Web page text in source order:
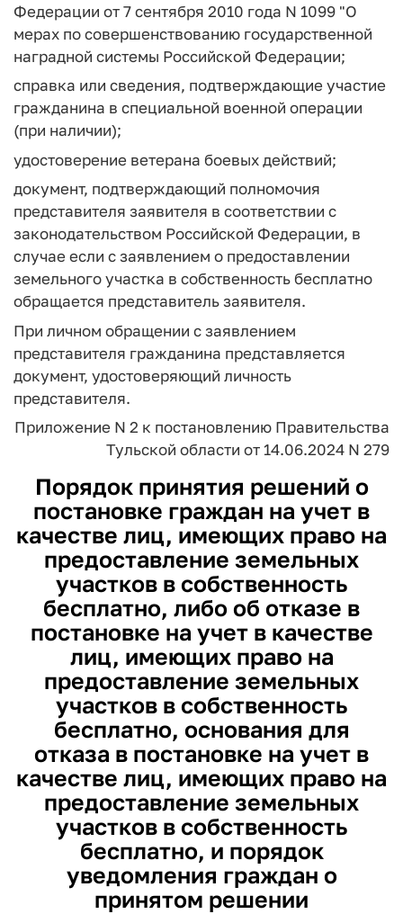
Федерации от 7 сентября 2010 года N 1099 "О
мерах по совершенствованию государственной
наградной системы Российской Федерации;
справка или сведения, подтверждающие участие
гражданина в специальной военной операции
(при наличии);
удостоверение ветерана боевых действий;
документ, подтверждающий полномочия
представителя заявителя в соответствии с
законодательством Российской Федерации, в
случае если с заявлением о предоставлении
земельного участка в собственность бесплатно
обращается представитель заявителя.
При личном обращении с заявлением
представителя гражданина представляется
документ, удостоверяющий личность
представителя.
Приложение N 2 к постановлению Правительства
Тульской области от 14.06.2024 N 279
Порядок принятия решений о
постановке граждан на учет в
качестве лиц, имеющих право на
предоставление земельных
участков в собственность
бесплатно, либо об отказе в
постановке на учет в качестве
лиц, имеющих право на
предоставление земельных
участков в собственность
бесплатно, основания для
отказа в постановке на учет в
качестве лиц, имеющих право на
предоставление земельных
участков в собственность
бесплатно, и порядок
уведомления граждан о
принятом решении